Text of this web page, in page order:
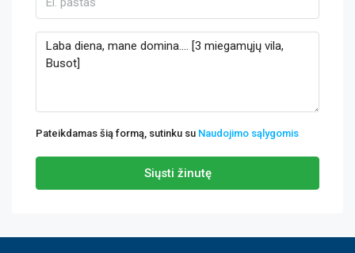
Pateikdamas šią formą, sutinku su Naudojimo sąlygomis
Siųsti žinutę